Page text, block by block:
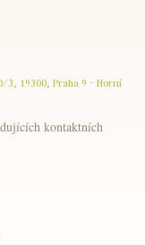
3, 19300, Praha 9 - Horní
kontaktních